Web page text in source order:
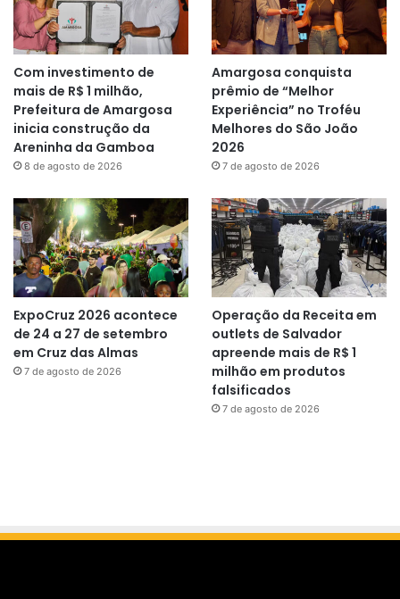
Com investimento de
mais de R$ 1 milhão,
Prefeitura de Amargosa
inicia construção da
Areninha da Gamboa
8 de agosto de 2026
Amargosa conquista
prêmio de “Melhor
Experiência” no Troféu
Melhores do São João
2026
7 de agosto de 2026
ExpoCruz 2026 acontece
de 24 a 27 de setembro
em Cruz das Almas
7 de agosto de 2026
Operação da Receita em
outlets de Salvador
apreende mais de R$ 1
milhão em produtos
falsificados
7 de agosto de 2026